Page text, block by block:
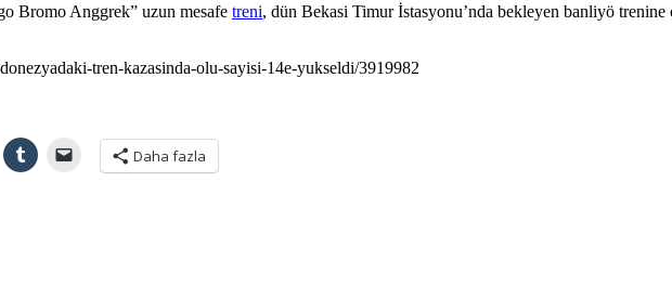
Bromo Anggrek” uzun mesafe treni, dün Bekasi Timur İstasyonu’nda bekleyen banliyö
tren-kazasinda-olu-sayisi-14e-yukseldi/3919982
Daha fazla